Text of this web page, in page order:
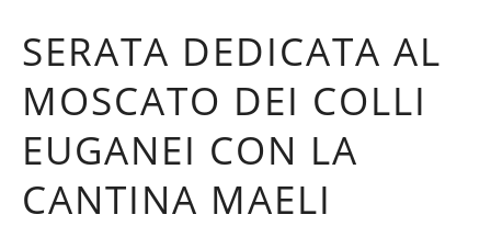
SERATA DEDICATA AL
MOSCATO DEI COLLI
EUGANEI CON LA
CANTINA MAELI